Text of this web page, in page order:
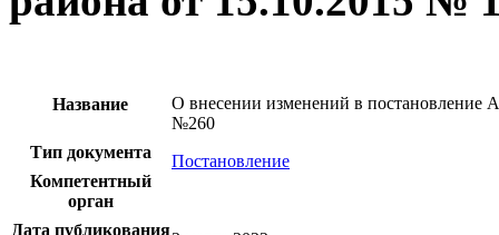
Название
О внесении изменений в постановление
№260
Тип документа
Постановление
Компетентный
орган
Дата публикования